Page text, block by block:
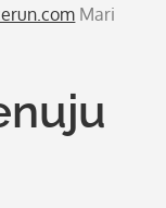
Mari